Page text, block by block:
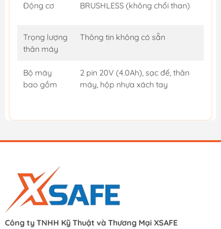
Động cơ BRUSHLESS (không chổi than)
Trọng lượng
thân máy
Thông tin không có sẵn
Bộ máy
bao gồm
2 pin 20V (4.0Ah), sạc đế, thân
máy, hộp nhựa xách tay
Công ty TNHH Kỹ Thuật và Thương Mại XSAFE